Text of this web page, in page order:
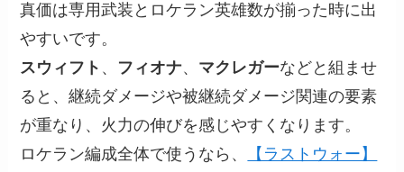
真価は専用武装とロケラン英雄数が揃った時に出
やすいです。
スウィフト 、 フィオナ、 マクレガーなどと組ませ
ると、継続ダメージや被継続ダメージ関連の要素
が重なり、火力の伸びを感じやすくなります。
ロケラン編成全体で使うなら、
【ラストウォー】